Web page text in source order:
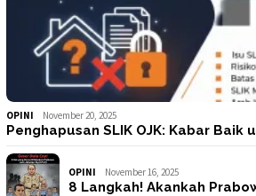
OPINI November 20, 2025
Penghapusan SLIK OJK: Kabar Baik
OPINI November 16, 2025
8 Langkah! Akankah